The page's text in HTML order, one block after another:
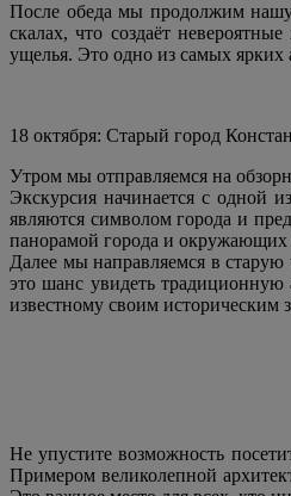
После обеда мы продолжим
скалах, что создаёт
ущелья. Это одно из самых ярких
18 октября: Cтарый город
Утром мы отправляемся на
Экскурсия начинается с одной
являются символом города и
панорамой города и окружающих
Далее мы направляемся в
это шанс увидеть традиционную
известному своим
Не упустите возможность
Примером великолепной